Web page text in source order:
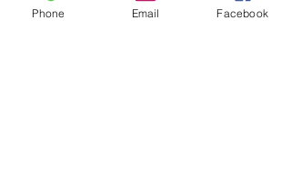
и деснами.
Phone Email Facebook